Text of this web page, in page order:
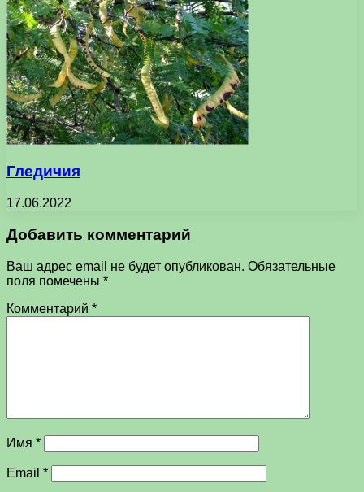
Гледичия
17.06.2022
Добавить комментарий
Ваш адрес email не будет опубликован. Обязательные
поля помечены *
Комментарий *
Имя *
Email *